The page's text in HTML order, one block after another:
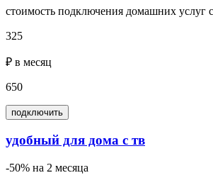
стоимость подключения домашних услуг
325
₽ в месяц
650
подключить
удобный для дома с тв
-50% на 2 месяца